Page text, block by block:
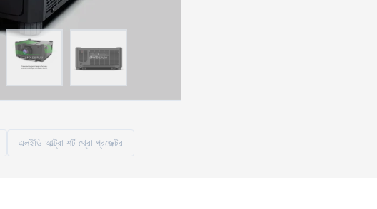
এলইডি আল্ট্রা শর্ট থ্রো প্রজেক্টর